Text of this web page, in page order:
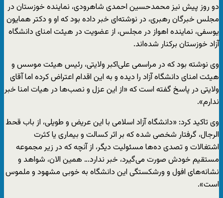
دو روز پیش نیز محمدحسین احمدی شاهرودی، نماینده خوزستان در
مجلس خبرگان رهبری، در نوشته‌ای خبر داده بود که او و دکتر همایون
یوسفی، نماینده اهواز در مجلس، از عضویت در هیئت امنای دانشگاه
آزاد خوزستان برکنار شده‌اند.
وی نوشته بود که در مراسمی علی‌اکبر ولایتی، رئیس هیئت موسس و
هیئت امنای دانشگاه آزاد را دیده و به این اقدام اعتراض کرده اما آقای
ولایتی در پاسخ گفته است که «از این عزل و نصب‌ها در هیات امنا خبر
ندارم».
وی تاکید کرد: «دانشگاه آزاد اسلامی با این عریض و طویلی، از باب قحط
الرجال، گرفتار شخصی شده که بر اثر کسالت و بیماری یا کثرت
اشتغالات و تصدی ده‌ها مسئولیت دیگر، از آنچه که در زیر مجموعه
مستقیم خودش صورت می‌گیرد، خبر ندارد… همین الان، شواهد و
نشانه‌های افول و ورشکستگی این دانشگاه به خوبی مشهود و ملموس
است».